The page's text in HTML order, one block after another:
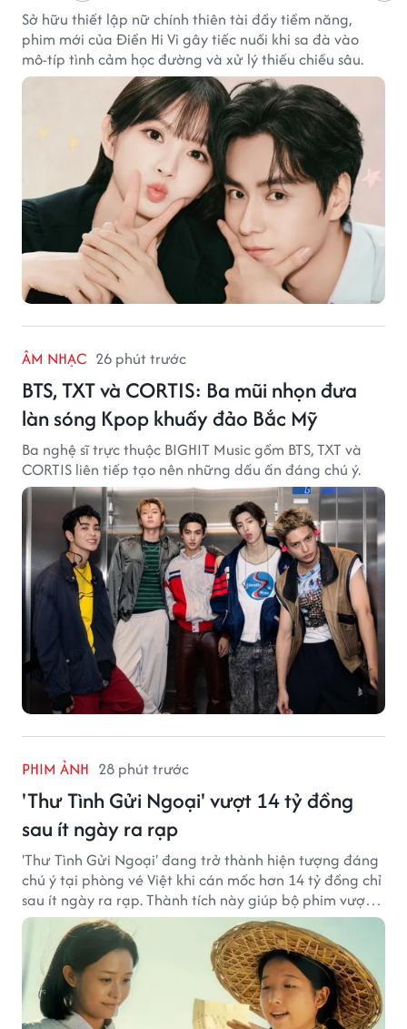
Sở hữu thiết lập nữ chính thiên tài đầy tiềm năng,
phim mới của Điền Hi Vi gây tiếc nuối khi sa đà vào
mô-típ tình cảm học đường và xử lý thiếu chiều sâu.
ÂM NHẠC 26 phút trước
BTS, TXT và CORTIS: Ba mũi nhọn đưa
làn sóng Kpop khuấy đảo Bắc Mỹ
Ba nghệ sĩ trực thuộc BIGHIT Music gồm BTS, TXT và
CORTIS liên tiếp tạo nên những dấu ấn đáng chú ý.
PHIM ẢNH 28 phút trước
'Thư Tình Gửi Ngoại' vượt 14 tỷ đồng
sau ít ngày ra rạp
'Thư Tình Gửi Ngoại' đang trở thành hiện tượng đáng
chú ý tại phòng vé Việt khi cán mốc hơn 14 tỷ đồng chỉ
sau ít ngày ra rạp. Thành tích này giúp bộ phim vượt
kỳ vọng ban đầu và duy trì sức hút giữa cuộc cạnh
tranh của nhiều tác phẩm lớn.